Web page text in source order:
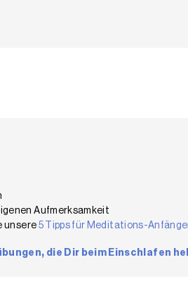
Aufmerksamkeit
unsere 5 Tipps für Meditations-
die Dir beim Einschlafen